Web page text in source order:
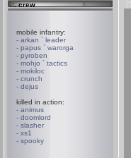
.:. crew
mobile infantry:
- arkan ` leader
- papus ` warorga
- pyroben
- mohjo ` tactics
- mokiloc
- crunch
- dejus
killed in action:
- animus
- doomlord
- slasher
- xs1
- spooky